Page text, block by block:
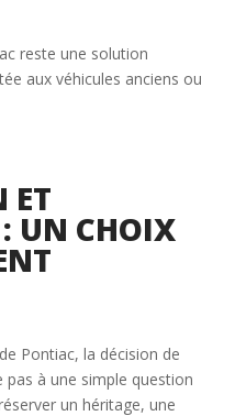
reste une solution
aux véhicules anciens ou
ET
UN CHOIX
Pontiac, la décision de
à une simple question
un héritage, une